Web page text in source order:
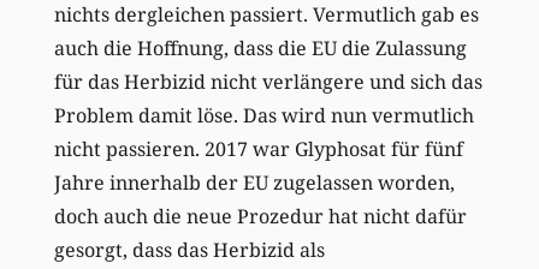
nichts dergleichen passiert. Vermutlich gab es
auch die Hoffnung, dass die EU die Zulassung
für das Herbizid nicht verlängere und sich das
Problem damit löse. Das wird nun vermutlich
nicht passieren. 2017 war Glyphosat für fünf
Jahre innerhalb der EU zugelassen worden,
doch auch die neue Prozedur hat nicht dafür
gesorgt, dass das Herbizid als